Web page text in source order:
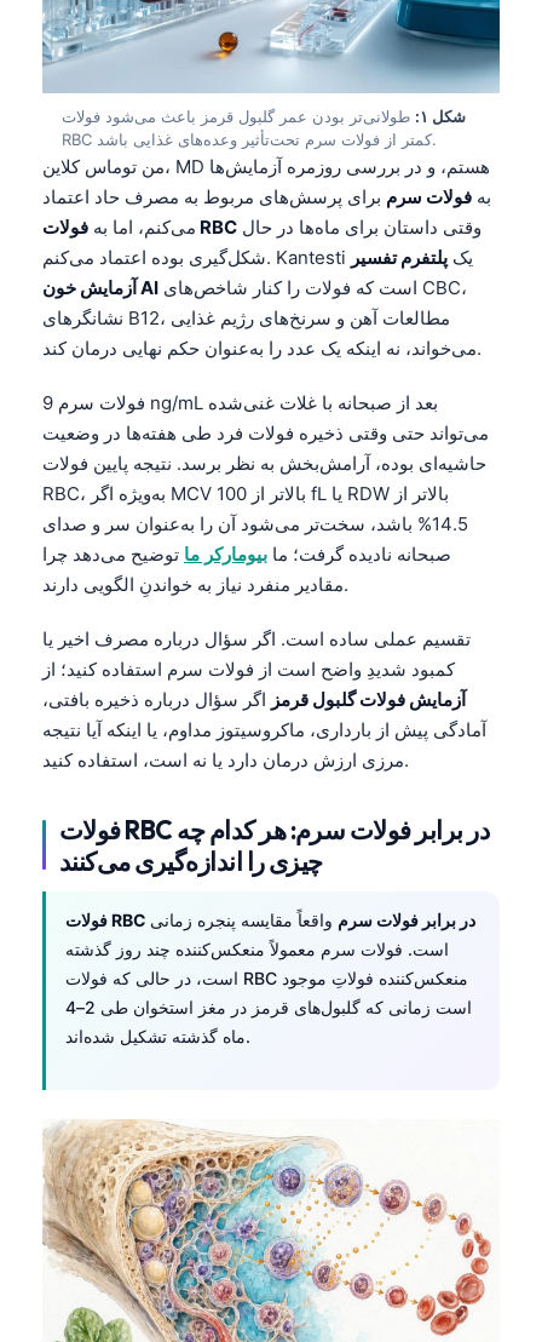
شکل ۱:
طولانی‌تر بودن عمر گلبول قرمز باعث می‌شود فولات
RBC کمتر از فولات سرم تحت‌تأثیر وعده‌های غذایی باشد.
من توماس کلاین، MD هستم، و در بررسی روزمره آزمایش‌ها
به فولات سرم برای پرسش‌های مربوط به مصرف حاد اعتماد
می‌کنم، اما به فولات RBC
شکل‌گیری بوده اعتماد می‌کنم. Kantesti یک پلتفرم تفسیر
آزمایش خون AI
نشانگرهای B12، مطالعات آهن و سرنخ‌های رژیم غذایی
می‌خواند، نه اینکه یک عدد را به‌عنوان حکم نهایی درمان کند.
فولات سرم 9 ng/mL بعد از صبحانه با غلات غنی‌شده
می‌تواند حتی وقتی ذخیره فولات فرد طی هفته‌ها در وضعیت
حاشیه‌ای بوده، آرامش‌بخش به نظر برسد. نتیجه پایین فولات
RBC، به‌ویژه اگر MCV بالاتر از 100 fL یا RDW بالاتر از
14.5% باشد، سخت‌تر می‌شود آن را به‌عنوان سر و صدای
صبحانه نادیده گرفت؛ ما بیومارکر ما توضیح می‌دهد چرا
مقادیر منفرد نیاز به خواندنِ الگویی دارند.
تقسیم عملی ساده است. اگر سؤال درباره مصرف اخیر یا
کمبود شدیدِ واضح است از فولات سرم استفاده کنید؛ از
آزمایش فولات گلبول قرمز اگر سؤال درباره ذخیره بافتی،
آمادگی پیش از بارداری، ماکروسیتوز مداوم، یا اینکه آیا نتیجه
مرزی ارزش درمان دارد یا نه است، استفاده کنید.
فولات RBC در برابر فولات سرم: هر کدام چه
چیزی را اندازه‌گیری می‌کنند
فولات RBC در برابر فولات سرم واقعاً مقایسه پنجره زمانی
است. فولات سرم معمولاً منعکس‌کننده چند روز گذشته
است، در حالی که فولات RBC منعکس‌کننده فولاتِ موجود
است زمانی که گلبول‌های قرمز در مغز استخوان طی 2–4
ماه گذشته تشکیل شده‌اند.